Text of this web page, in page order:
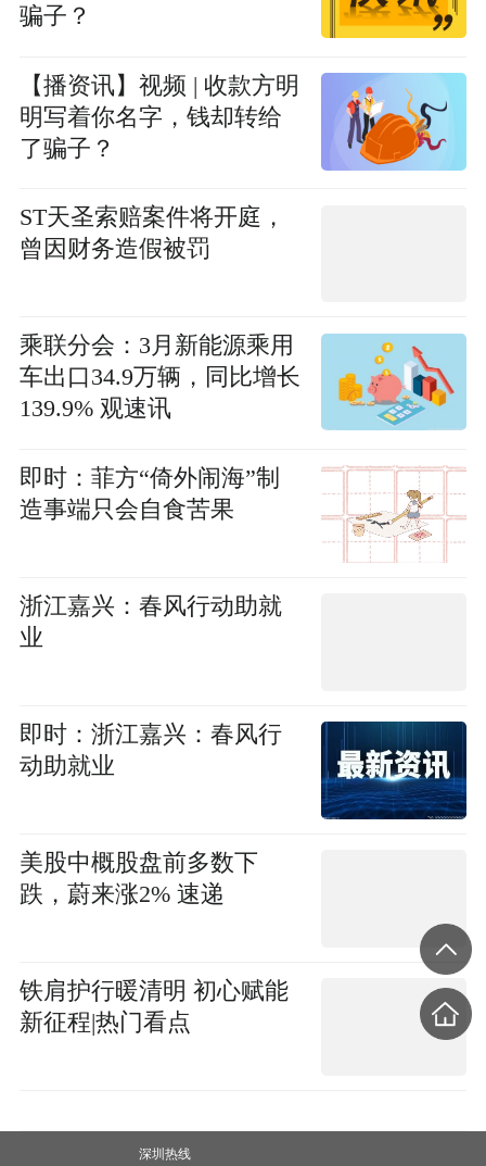
骗子？
【播资讯】视频 | 收款方明
明写着你名字，钱却转给
了骗子？
ST天圣索赔案件将开庭，
曾因财务造假被罚
乘联分会：3月新能源乘用
车出口34.9万辆，同比增长
139.9% 观速讯
即时：菲方“倚外闹海”制
造事端只会自食苦果
浙江嘉兴：春风行动助就
业
即时：浙江嘉兴：春风行
动助就业
美股中概股盘前多数下
跌，蔚来涨2% 速递
铁肩护行暖清明 初心赋能
新征程|热门看点
深圳热线